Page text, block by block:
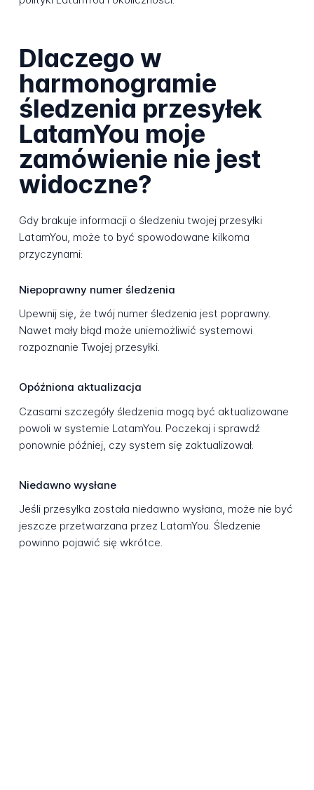
Dlaczego w
harmonogramie
śledzenia przesyłek
LatamYou moje
zamówienie nie jest
widoczne?
Gdy brakuje informacji o śledzeniu twojej przesyłki
LatamYou, może to być spowodowane kilkoma
przyczynami:
Niepoprawny numer śledzenia
Upewnij się, że twój numer śledzenia jest poprawny.
Nawet mały błąd może uniemożliwić systemowi
rozpoznanie Twojej przesyłki.
Opóźniona aktualizacja
Czasami szczegóły śledzenia mogą być aktualizowane
powoli w systemie LatamYou. Poczekaj i sprawdź
ponownie później, czy system się zaktualizował.
Niedawno wysłane
Jeśli przesyłka została niedawno wysłana, może nie być
jeszcze przetwarzana przez LatamYou. Śledzenie
powinno pojawić się wkrótce.